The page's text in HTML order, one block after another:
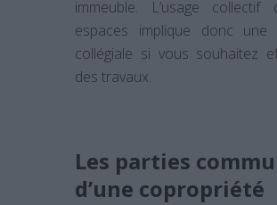
immeuble. L’usage collectif
espaces implique donc une
collégiale si vous souhaitez
des travaux.
Les parties
d’une copropriété